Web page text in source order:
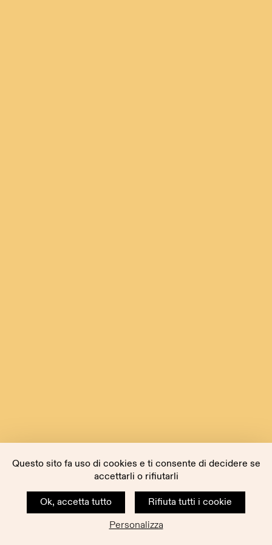
Questo sito fa uso di cookies e ti consente di decidere se
accettarli o rifiutarli
Ok, accetta tutto
Rifiuta tutti i cookie
Personalizza